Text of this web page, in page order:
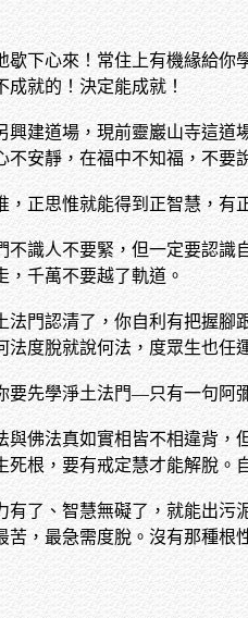
歇下心來！常住上有機緣給
就的！決定能成就！
興建道場，現前靈巖山寺這
不安靜，在福中不知福，不要
，正思惟就能得到正智慧，有
不識人不要緊，但一定要認
千萬不要越了軌道。
法門認清了，你自利有把握
法度脫就說何法，度眾生也任
要先學淨土法門—只有一句阿
與佛法真如實相皆不相違背
根，要有戒定慧才能解脫。
有了、智慧無礙了，就能出
苦，最急需度脫。沒有那種根